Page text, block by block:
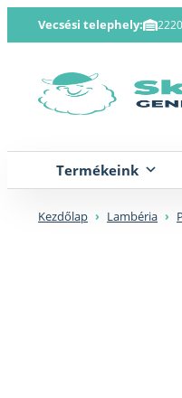
to
Vecsési telephely:
Termékeink
Kezdőlap › Lambéria ›